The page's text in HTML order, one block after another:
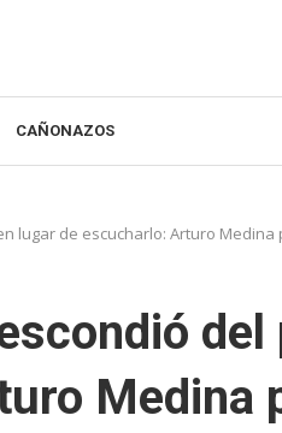
CAÑONAZOS
lugar de escucharlo: Arturo
Medina